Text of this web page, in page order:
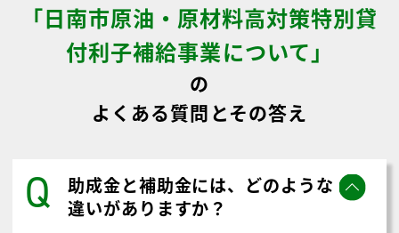
「日南市原油・原材料高対策特別貸
付利子補給事業について」
の
よくある質問とその答え
Q
助成金と補助金には、どのような
違いがありますか？